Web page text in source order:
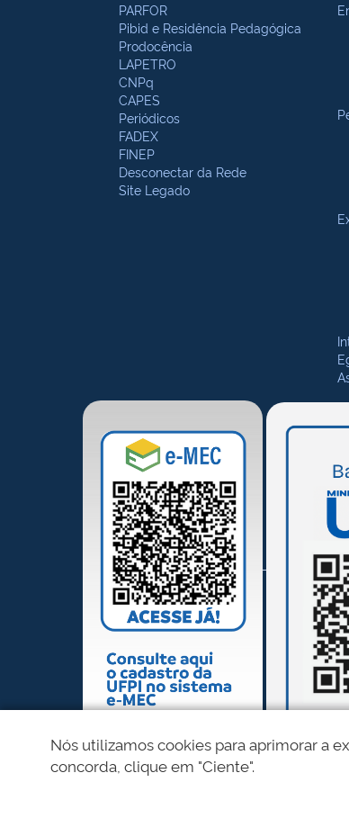
PARFOR
Pibid e Residência Pedagógica
Prodocência
LAPETRO
CNPq
CAPES
Periódicos
FADEX
FINEP
Desconectar da Rede
Site Legado
Nós utilizamos cookies para aprimorar a
concorda, clique em "Ciente".